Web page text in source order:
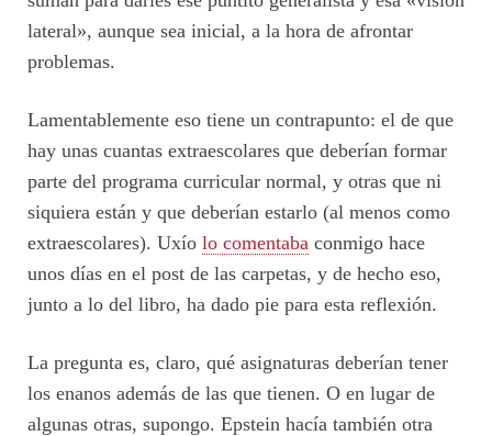
lateral», aunque sea inicial, a la hora de afrontar
problemas.
Lamentablemente eso tiene un contrapunto: el de que
hay unas cuantas extraescolares que deberían formar
parte del programa curricular normal, y otras que ni
siquiera están y que deberían estarlo (al menos como
extraescolares). Uxío lo comentaba conmigo hace
unos días en el post de las carpetas, y de hecho eso,
junto a lo del libro, ha dado pie para esta reflexión.
La pregunta es, claro, qué asignaturas deberían tener
los enanos además de las que tienen. O en lugar de
algunas otras, supongo. Epstein hacía también otra